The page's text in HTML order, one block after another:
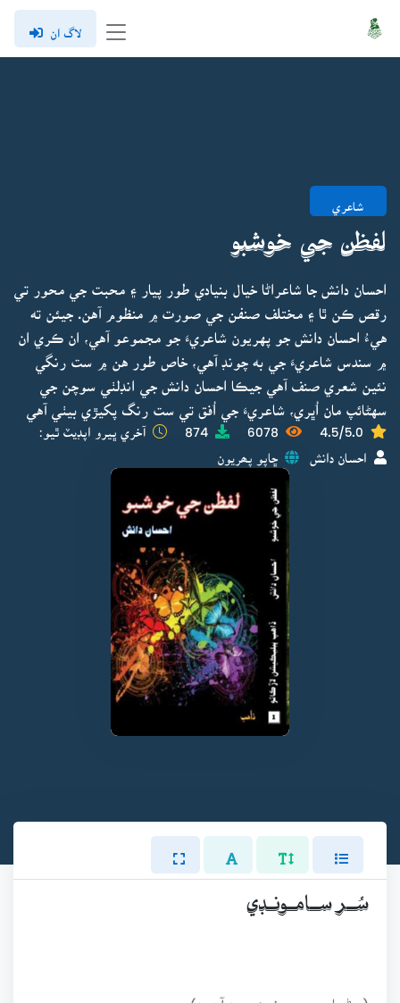
لاگ ان
شاعري
لفظن جي خوشبو
احسان دانش جا شاعراڻا خيال بنيادي طور پيار ۽ محبت جي محور تي
رقص ڪن ٿا ۽ مختلف صنفن جي صورت ۾ منظوم آهن. جيئن ته
هيءُ احسان دانش جو پهريون شاعريءَ جو مجموعو آهي، ان ڪري ان
۾ سندس شاعريءَ جي به چونڊ آهي، خاص طور هن ۾ ست رنگي
نئين شعري صنف آهي جيڪا احسان دانش جي انڊلٺي سوچن جي
سهڻائپ مان اُڀري، شاعريءَ جي اُفق تي ست رنگ پکيڙي بيٺي آهي
4.5/5.0
6078
874 آخري ڀيرو اپڊيٽ ٿيو:
احسان دانش ڇاپو پھريون
سُــر ســامــونــڊي
( وڻجاري جي ونيءَ جون آهون)